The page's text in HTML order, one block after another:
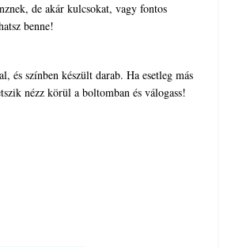
de akár kulcsokat, vagy fontos
benne!
és színben készült darab. Ha esetleg más
nézz körül a boltomban és válogass!